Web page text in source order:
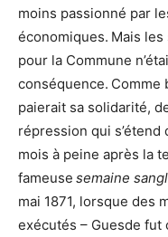
moins passionné par
économiques. Mais les
pour la Commune
conséquence. Comme
paierait sa solidarité,
répression qui s’étend
mois à peine après la
fameuse semaine
mai 1871, lorsque des
exécutés – Guesde fut